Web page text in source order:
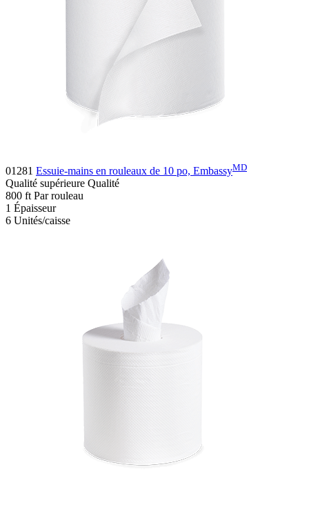
01281 Essuie-mains en rouleaux de 10 po, EmbassyMD
Qualité supérieure Qualité
800 ft Par rouleau
1 Épaisseur
6 Unités/caisse